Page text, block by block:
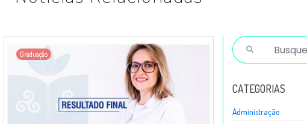
Graduação
CATEGORIAS
Administração